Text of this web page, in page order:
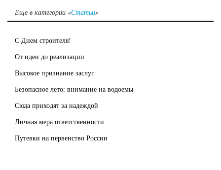
Еще в категории «Статьи»
С Днем строителя!
От идеи до реализации
Высокое признание заслуг
Безопасное лето: внимание на водоемы
Сюда приходят за надеждой
Личная мера ответственности
Путевки на первенство России